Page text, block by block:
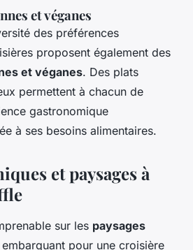
et véganes
des préférences
proposent également des
et véganes. Des plats
permettent à chacun de
gastronomique
à ses besoins alimentaires.
et paysages à
sur les paysages
embarquant pour une croisière